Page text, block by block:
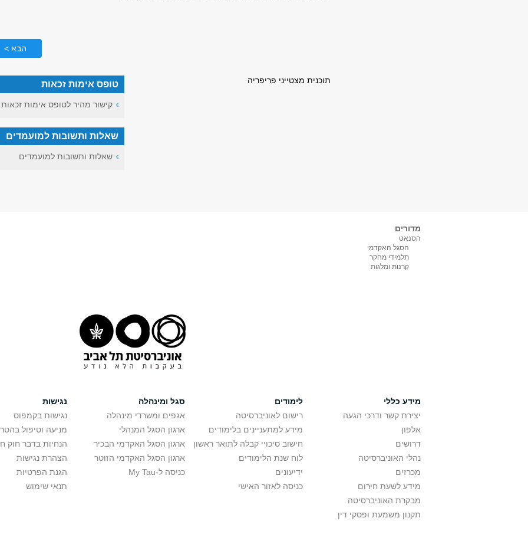
הבא >
טופס אימות זכאות
קישור מהיר לטופס אימות זכאות
שאלות ותשובות למועמדים
שאלות ותשובות למועמדים
תוכנית מצטייני פריפריה
מדורים
הסנאט
הסגל האקדמי
תלמידי מחקר
קרנות ומלגות
מידע כללי
יצירת קשר ודרכי הגעה
אלפון
דרושים
נהלי האוניברסיטה
מכרזים
מידע לשעת חירום
מבקרת האוניברסיטה
תקנון משמעת ופסקי דין
לימודים
רישום לאוניברסיטה
מידע למתעניינים בלימודים
חישוב סיכויי קבלה לתואר ראשון
לוח שנת הלימודים
ידיעונים
כניסה לאזור האישי
סגל ומינהלה
אגפים ומשרדי מינהלה
ארגון הסגל המנהלי
ארגון הסגל האקדמי הבכיר
ארגון הסגל האקדמי הזוטר
כניסה ל-My Tau
נגישות
נגישות בקמפוס
מניעה וטיפול
הנחיות בדבר חוק
הצהרת נגישות
הגנת הפרטיות
תנאי שימוש